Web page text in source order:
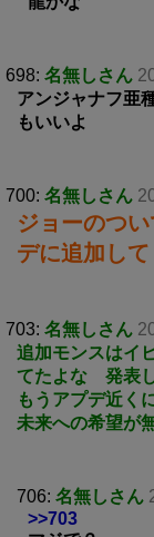
698: 名無しさん
アンジャナフ亜
もいいよ
700: 名無しさん
ジョーのつ
デに追加し
703: 名無しさん
追加モンスはイ
てたよな 発表
もうアプデ近く
未来への希望が
706: 名無しさん
>>703